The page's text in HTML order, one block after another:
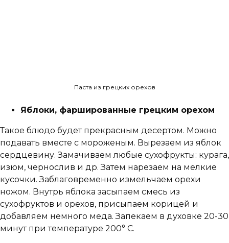
Паста из грецких орехов
Яблоки, фаршированные грецким орехом
Такое блюдо будет прекрасным десертом. Можно
подавать вместе с мороженым. Вырезаем из яблок
сердцевину. Замачиваем любые сухофрукты: курага,
изюм, чернослив и др. Затем нарезаем на мелкие
кусочки. Заблаговременно измельчаем орехи
ножом. Внутрь яблока засыпаем смесь из
сухофруктов и орехов, присыпаем корицей и
добавляем немного меда. Запекаем в духовке 20-30
минут при температуре 200° С.